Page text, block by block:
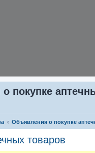
покупке
Объявления о покупке
товаров